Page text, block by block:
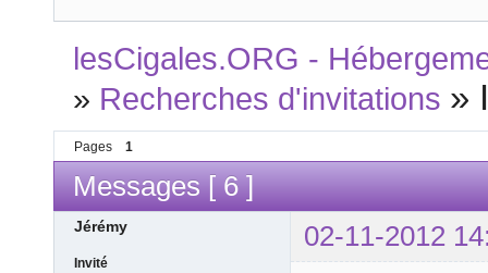
lesCigales.ORG -
» Recherches d'invitations »
Pages 1
Messages [ 6 ]
Jérémy 02-11-2012
Invité